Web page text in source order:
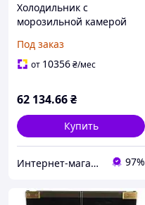
Холодильник с
морозильной камерой
Frost - 186 см - отделение
для свежести
Под заказ
от 10356₴/мес
62 134.66₴
Купить
Интернет-магазин качественных инструментов ''VERFO'' 97%